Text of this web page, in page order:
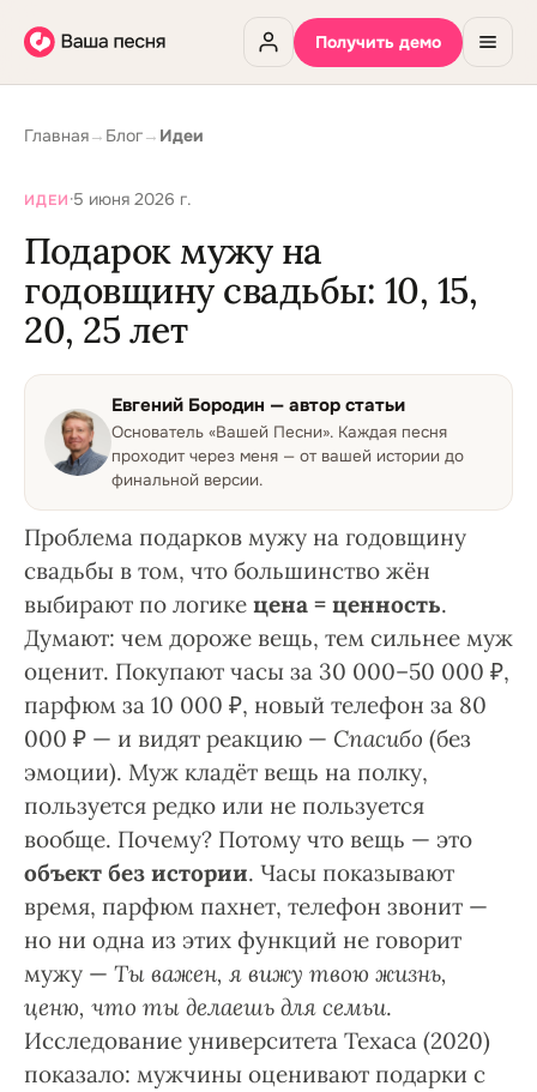
Получить демо
Главная→ Блог→ Идеи
ИДЕИ·5 июня 2026 г.
Подарок мужу на
годовщину свадьбы: 10, 15,
20, 25 лет
Евгений Бородин — автор статьи
Основатель «Вашей Песни». Каждая песня
проходит через меня — от вашей истории до
финальной версии.
Проблема подарков мужу на годовщину
свадьбы в том, что большинство жён
выбирают по логике цена = ценность.
Думают: чем дороже вещь, тем сильнее муж
оценит. Покупают часы за 30 000–50 000 ₽,
парфюм за 10 000 ₽, новый телефон за 80
000 ₽ — и видят реакцию — Спасибо (без
эмоции). Муж кладёт вещь на полку,
пользуется редко или не пользуется
вообще. Почему? Потому что вещь — это
объект без истории. Часы показывают
время, парфюм пахнет, телефон звонит —
но ни одна из этих функций не говорит
мужу — Ты важен, я вижу твою жизнь,
ценю, что ты делаешь для семьи.
Исследование университета Техаса (2020)
показало: мужчины оценивают подарки с